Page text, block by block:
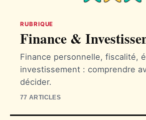
À PROPOS
RUBRIQUE
Finance &
Finance personnelle, fiscalité,
investissement : comprendre
décider.
77 ARTICLES